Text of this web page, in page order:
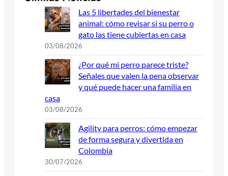
Las 5 libertades del bienestar
animal: cómo revisar si su perro o
gato las tiene cubiertas en casa
03/08/2026
¿Por qué mi perro parece triste?
Señales que valen la pena observar
y qué puede hacer una familia en
casa
03/08/2026
Agility para perros: cómo empezar
de forma segura y divertida en
Colombia
30/07/2026